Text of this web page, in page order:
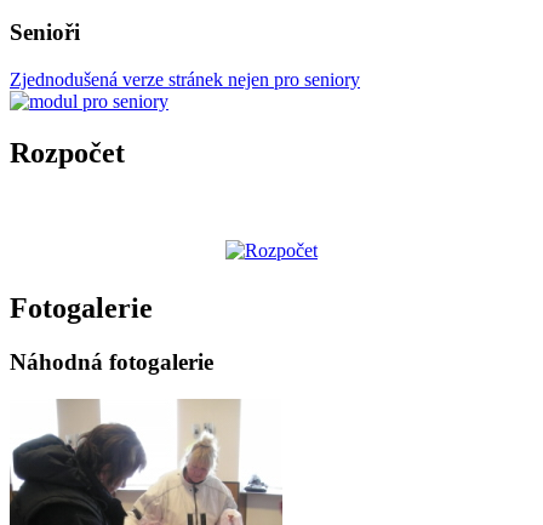
Senioři
Zjednodušená verze stránek nejen pro seniory
Rozpočet
Fotogalerie
Náhodná fotogalerie